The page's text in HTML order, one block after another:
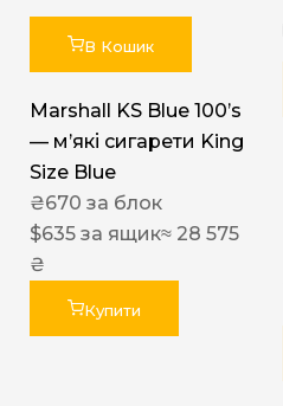
В Кошик
Marshall KS Blue 100’s
— м’які сигарети King
Size Blue
₴670 за блок
$635 за ящик≈ 28 575
₴
Купити